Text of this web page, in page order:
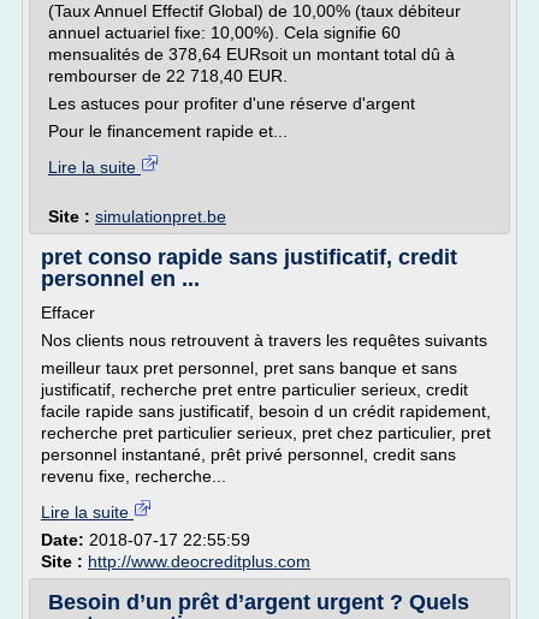
(Taux Annuel Effectif Global) de 10,00% (taux débiteur
annuel actuariel fixe: 10,00%). Cela signifie 60
mensualités de 378,64 EURsoit un montant total dû à
rembourser de 22 718,40 EUR.
Les astuces pour profiter d'une réserve d'argent
Pour le financement rapide et...
Lire la suite
Site : simulationpret.be
pret conso rapide sans justificatif, credit
personnel en ...
Effacer
Nos clients nous retrouvent à travers les requêtes suivants
meilleur taux pret personnel, pret sans banque et sans
justificatif, recherche pret entre particulier serieux, credit
facile rapide sans justificatif, besoin d un crédit rapidement,
recherche pret particulier serieux, pret chez particulier, pret
personnel instantané, prêt privé personnel, credit sans
revenu fixe, recherche...
Lire la suite
Date: 2018-07-17 22:55:59
Site : http://www.deocreditplus.com
Besoin d’un prêt d’argent urgent ? Quels